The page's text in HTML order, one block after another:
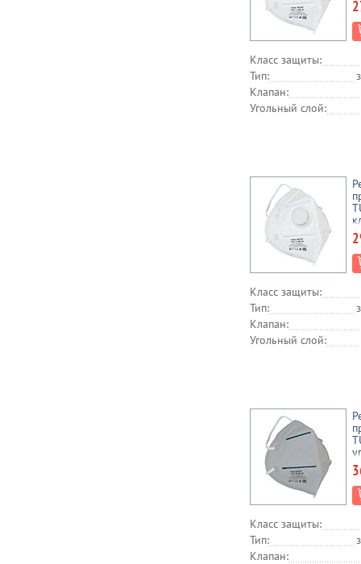
Класс защиты:
Тип:
Клапан:
Угольный слой:
Класс защиты:
Тип:
Клапан:
Угольный слой:
Класс защиты:
Тип:
Клапан: